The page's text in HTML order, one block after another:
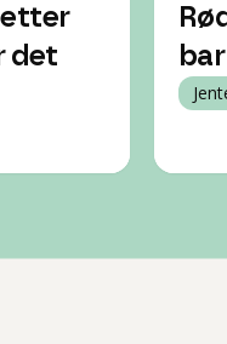
etter
det